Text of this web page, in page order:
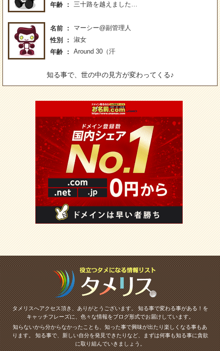
年齢
三十路を越えました…
名前
マーシー@副管理人
性別
淑女
年齢
Around 30（汗
知る事で、世の中の見方が変わってくる♪
タメリスへアクセス頂き、ありがとうございます。知る事で変わる事がある！を
キャッチフレーズに、色々な情報をブログ形式でお届けしています。
知らないから分からなかったことも、知った事で興味が出たり楽しくなる事もあ
ります。知る事で、新しい自分を発見できたりなど、まずは何事も知る事に貪欲
に取り組んでいきましょう。